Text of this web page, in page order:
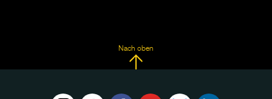
Nach oben